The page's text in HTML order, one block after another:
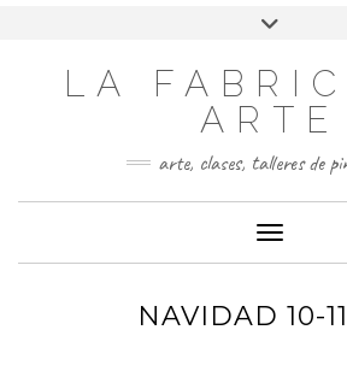
LA
ARTE
arte, clases, talleres de
Cambiar
NAVIDAD 10-